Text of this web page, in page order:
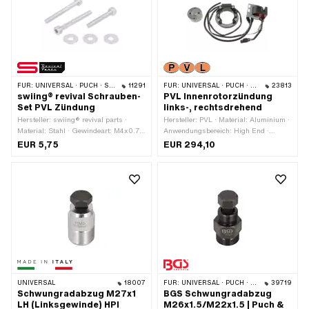
FÜR: UNIVERSAL · PUCH · SACHS · ZÜNDAPP BELMONDO 11291
swiing® revival Schrauben-
Set PVL Zündung
Hersteller: swiing® revival parts ·
Material: Stahl · Gewindeart: M4x0.7
(Standardgewinde) ·
Oberfläche: verzinkt (blau) · Schaft: Ja
· Schaft: Nein · Gewindelänge: 25 mm
· Gewindelänge: 35 mm · Anzahl
Bestandteile: 6 Stk.
EUR 5,75
FÜR: UNIVERSAL · PUCH · SACHS · ZÜNDAPP BELMONDO 23813
PVL Innenrotorzündung
links-, rechtsdrehend
Hersteller: PVL · Material: Aluminium ·
Anwendungsbereich: High End ·
Anwendungsbereich: MX ·
rechts · Ø Aufnahmeplatte: 90 mm ·
Befestigungsart: Schrauben
EUR 294,10
UNIVERSAL 18007
Schwungradabzug M27x1
LH (Linksgewinde) HPI
FÜR: UNIVERSAL · PUCH · SACHS 39719
BGS Schwungradabzug
M26x1.5/M22x1.5 | Puch &